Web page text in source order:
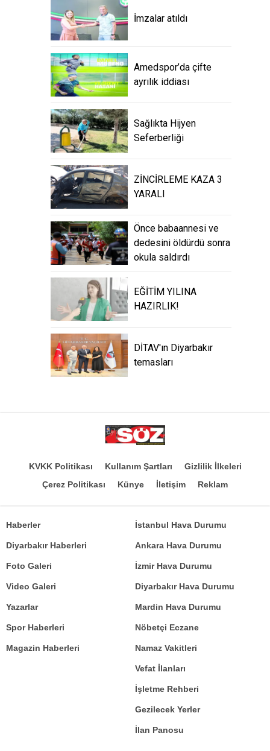
İmzalar atıldı
Amedspor’da çifte
ayrılık iddiası
Sağlıkta Hijyen
Seferberliği
ZİNCİRLEME KAZA 3
YARALI
Önce babaannesi ve
dedesini öldürdü sonra
okula saldırdı
EĞİTİM YILINA
HAZIRLIK!
DİTAV'ın Diyarbakır
temasları
KVKK Politikası Kullanım Şartları
Gizlilik İlkeleri
Çerez Politikası
Künye İletişim Reklam
Haberler
Diyarbakır Haberleri
Foto Galeri
Video Galeri
Yazarlar
İstanbul Hava Durumu
Ankara Hava Durumu
İzmir Hava Durumu
Diyarbakır Hava Durumu
Mardin Hava Durumu
Spor Haberleri
Magazin Haberleri
Nöbetçi Eczane
Namaz Vakitleri
Vefat İlanları
İşletme Rehberi
Gezilecek Yerler
İlan Panosu